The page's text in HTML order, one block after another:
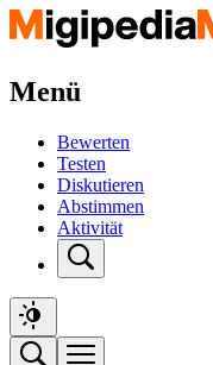
Menü
Bewerten
Testen
Diskutieren
Abstimmen
Aktivität